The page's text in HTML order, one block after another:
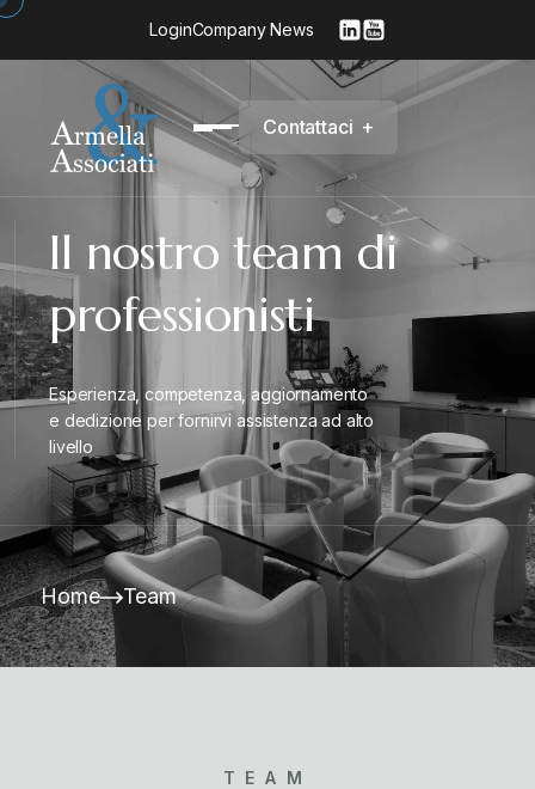
LoginCompany News
Contattaci +
Il nostro team di
professionisti
Esperienza, competenza, aggiornamento
e dedizione per fornirvi assistenza ad alto
livello
Home Team
TEAM